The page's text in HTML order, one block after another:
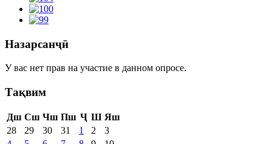
Назарсанҷӣ
У вас нет прав на участие в данном опросе.
Тақвим
Дш Сш Чш Пш Ҷ Ш Яш
28
29 30 31 1 2
3